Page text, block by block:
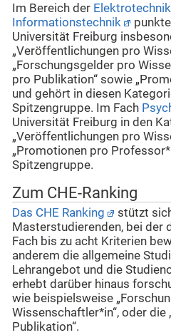
Im Bereich der
Informationstechnik
Universität Freiburg
„Veröffentlichungen pro
„Forschungsgelder pro
pro Publikation“ sowie
und gehört in diesen
Spitzengruppe. Im Fach
Universität Freiburg in den
„Veröffentlichungen pro
„Promotionen pro
Spitzengruppe.
Zum CHE-Ranking
Das CHE Ranking
stützt
Masterstudierenden, bei der
Fach bis zu acht Kriterien
anderem die allgemeine
Lehrangebot und die
erhebt darüber hinaus
wie beispielsweise
Wissenschaftler*in“, oder die
Publikation“.